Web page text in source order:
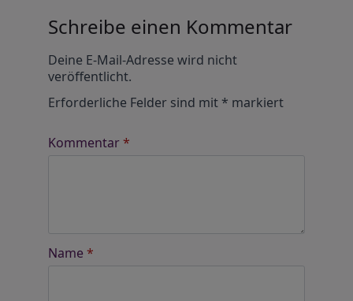
Schreibe einen Kommentar
Deine E-Mail-Adresse wird nicht
veröffentlicht.
Erforderliche Felder sind mit* markiert
Kommentar*
Name *